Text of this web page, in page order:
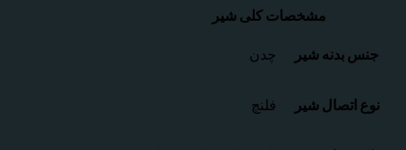
مشخصات کلی شیر
جنس بدنه شیر چدن
نوع اتصال شیر فلنچ